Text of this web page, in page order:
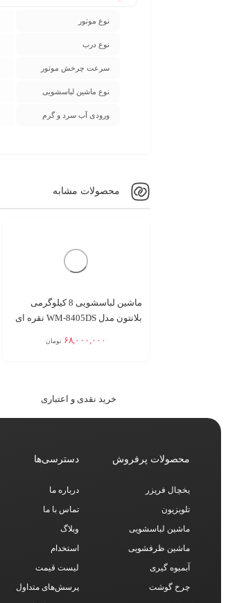
نوع موتور
نوع درب
سرعت چرخش موتور
نوع ماشین لباسشویی
ورودی آب سرد و گرم
محصولات مشابه
ماشین لباسشویی 8 کیلوگرمی
بلانتون مدل WM-8405DS نقره ای
۶۸,۰۰۰,۰۰۰ تومان
خرید نقدی و اعتباری
محصولات پرفروش
یخچال فریزر
تلویزیون
ماشین لباسشویی
ماشین ظرفشویی
آبمیوه گیری
چرخ گوشت
دسترسی‌ها
درباره ما
تماس با ما
وبلاگ
استخدام
لیست قیمت
پرسش‌های متداول